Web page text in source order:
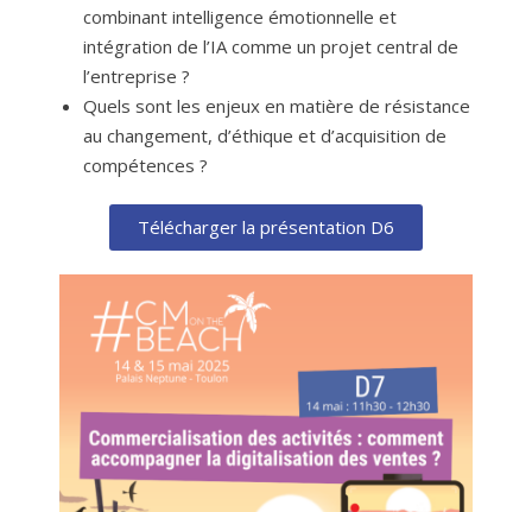
combinant intelligence émotionnelle et
intégration de l’IA comme un projet central de
l’entreprise ?
Quels sont les enjeux en matière de résistance
au changement, d’éthique et d’acquisition de
compétences ?
Télécharger la présentation D6